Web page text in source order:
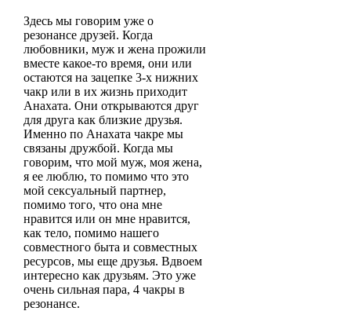
Здесь мы говорим уже о
резонансе друзей. Когда
любовники, муж и жена прожили
вместе какое-то время, они или
остаются на зацепке 3-х нижних
чакр или в их жизнь приходит
Анахата. Они открываются друг
для друга как близкие друзья.
Именно по Анахата чакре мы
связаны дружбой. Когда мы
говорим, что мой муж, моя жена,
я ее люблю, то помимо что это
мой сексуальный партнер,
помимо того, что она мне
нравится или он мне нравится,
как тело, помимо нашего
совместного быта и совместных
ресурсов, мы еще друзья. Вдвоем
интересно как друзьям. Это уже
очень сильная пара, 4 чакры в
резонансе.